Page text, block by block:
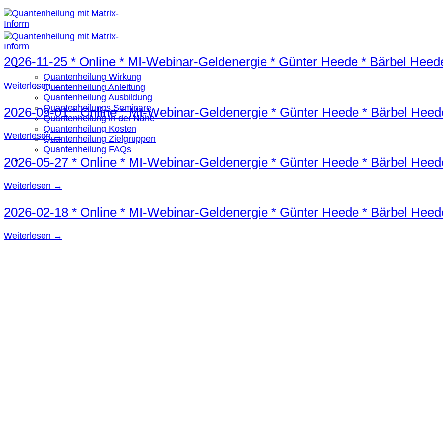
Quantenheilung
Quantenheilung Wirkung
Quantenheilung Anleitung
Quantenheilung Ausbildung
Quantenheilungs Seminare
Quantenheilung in der Nähe
Quantenheilung Kosten
Quantenheilung Zielgruppen
Quantenheilung FAQs
Seminare
2026-11-25 * Online * MI-Webinar-Geldenergie * Günter Heede * Bärbel
Weiterlesen →
2026-09-01 * Online * MI-Webinar-Geldenergie * Günter Heede * Bärbel
Weiterlesen→
2026-05-27 * Online * MI-Webinar-Geldenergie * Günter Heede * Bärbel
Weiterlesen →
2026-02-18 * Online * MI-Webinar-Geldenergie * Günter Heede * Bärbel
Weiterlesen →